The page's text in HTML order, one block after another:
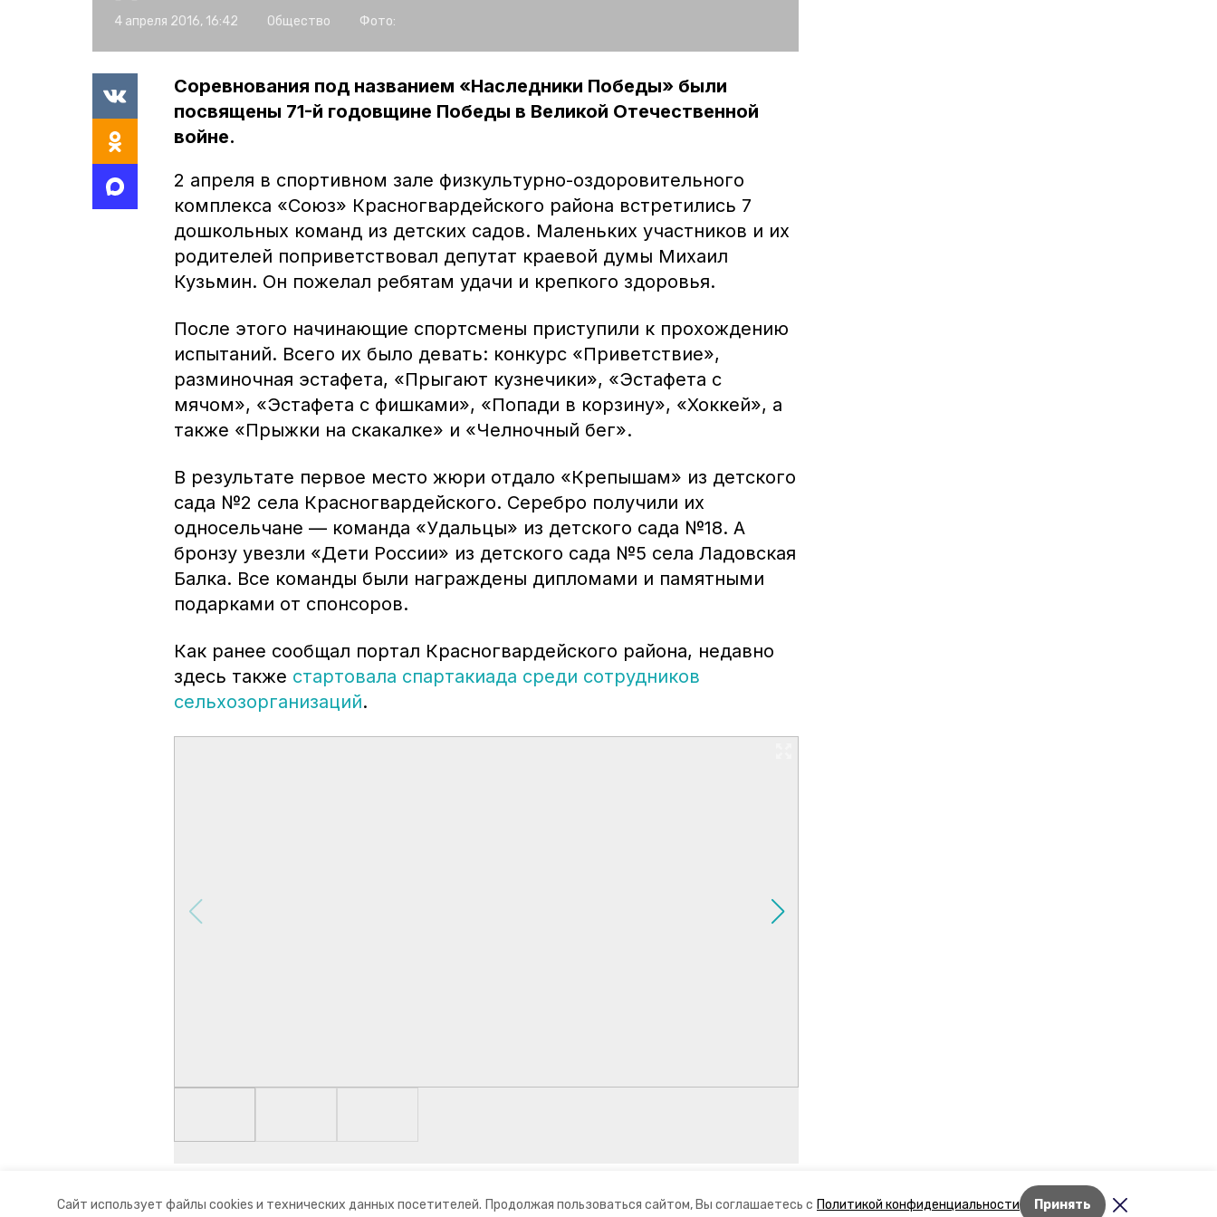
Сайт использует файлы cookies и технических данных посетителей. Продолжая пользоваться сайтом, Вы соглашаетесь с Политикой конфиденциальности Принять
Лента новостей
4 апреля 2016, 16:42 Общество Фото:
Соревнования под названием «Наследники Победы» были
посвящены 71-й годовщине Победы в Великой Отечественной
войне.
2 апреля в спортивном зале физкультурно-оздоровительного
комплекса «Союз» Красногвардейского района встретились 7
дошкольных команд из детских садов. Маленьких участников и их
родителей поприветствовал депутат краевой думы Михаил
Кузьмин. Он пожелал ребятам удачи и крепкого здоровья.
После этого начинающие спортсмены приступили к прохождению
испытаний. Всего их было девать: конкурс «Приветствие»,
разминочная эстафета, «Прыгают кузнечики», «Эстафета с
мячом», «Эстафета с фишками», «Попади в корзину», «Хоккей», а
также «Прыжки на скакалке» и «Челночный бег».
В результате первое место жюри отдало «Крепышам» из детского
сада №2 села Красногвардейского. Серебро получили их
односельчане — команда «Удальцы» из детского сада №18. А
бронзу увезли «Дети России» из детского сада №5 села Ладовская
Балка. Все команды были награждены дипломами и памятными
подарками от спонсоров.
Как ранее сообщал портал Красногвардейского района, недавно
здесь также стартовала спартакиада среди сотрудников
сельхозорганизаций.